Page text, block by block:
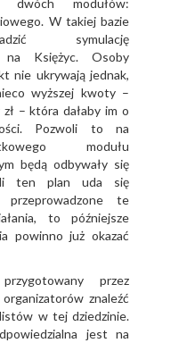
modułów:
W takiej bazie
symulację
na Księżyc. Osoby
nie ukrywają jednak,
wyższej kwoty –
– która dałaby im o
Pozwoli to na
modułu
będą odbywały się
ten plan uda się
te
to późniejsze
powinno już okazać
przez
znaleźć
w tej dziedzinie.
jest na